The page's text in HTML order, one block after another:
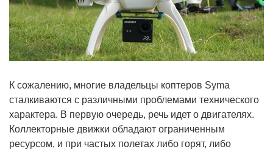
К сожалению, многие владельцы коптеров Syma
сталкиваются с различными проблемами технического
характера. В первую очередь, речь идет о двигателях.
Коллекторные движки обладают ограниченным
ресурсом, и при частых полетах либо горят, либо